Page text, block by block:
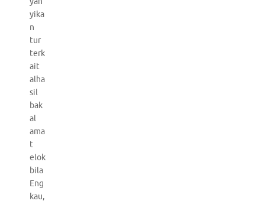
yika
n
tur
terk
ait
alha
sil
bak
al
ama
t
elok
bila
Eng
kau,